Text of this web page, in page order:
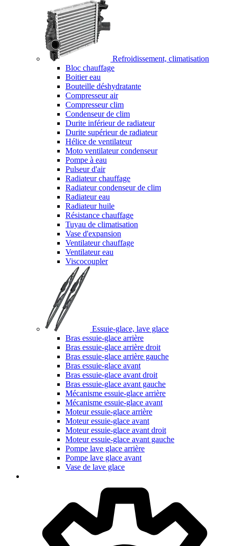
Refroidissement, climatisation
Bloc chauffage
Boitier eau
Bouteille déshydratante
Compresseur air
Compresseur clim
Condenseur de clim
Durite inférieur de radiateur
Durite supérieur de radiateur
Hélice de ventilateur
Moto ventilateur condenseur
Pompe à eau
Pulseur d'air
Radiateur chauffage
Radiateur condenseur de clim
Radiateur eau
Radiateur huile
Résistance chauffage
Tuyau de climatisation
Vase d'expansion
Ventilateur chauffage
Ventilateur eau
Viscocoupler
Essuie-glace, lave glace
Bras essuie-glace arrière
Bras essuie-glace arrière droit
Bras essuie-glace arrière gauche
Bras essuie-glace avant
Bras essuie-glace avant droit
Bras essuie-glace avant gauche
Mécanisme essuie-glace arrière
Mécanisme essuie-glace avant
Moteur essuie-glace arrière
Moteur essuie-glace avant
Moteur essuie-glace avant droit
Moteur essuie-glace avant gauche
Pompe lave glace arrière
Pompe lave glace avant
Vase de lave glace